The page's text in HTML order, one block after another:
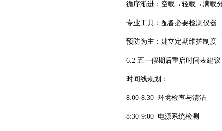
循序渐进：空载→轻载→满载
专业工具：配备必要检测仪器
预防为主：建立定期维护制度
6.2 五一假期后重启时间表建议
时间线规划：
8:00-8:30 环境检查与清洁
8:30-9:00 电源系统检测